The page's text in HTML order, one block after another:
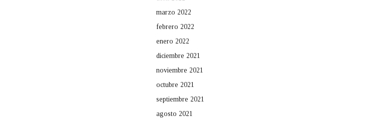
marzo 2022
febrero 2022
enero 2022
diciembre 2021
noviembre 2021
octubre 2021
septiembre 2021
agosto 2021